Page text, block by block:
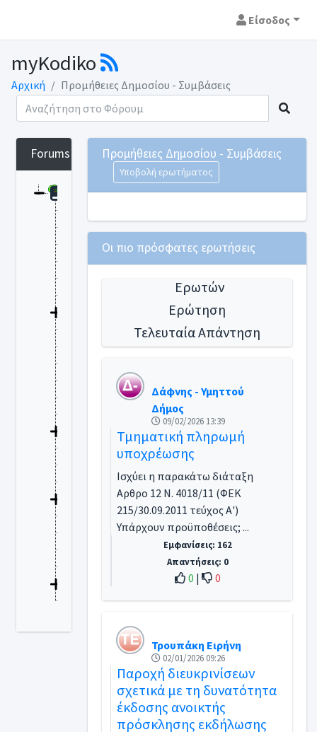
Είσοδος
myKodiko
Αρχική Προμήθειες Δημοσίου - Συμβάσεις
Forums
Θεματικές ενότητες
Αυτοδιοίκηση Δήμοι -Περιφέρειες
Γεωργία - Κτηνοτροφία
Δημόσια Διοίκηση - Υπάλληλοι
Δημόσια - Ιδιωτικά Έργα
Εκκλησία - Θρησκεία
Ενέργεια
Εργασιακά - Ασφαλιστικά - Συνταξιοδοτικά
Μηχανικοί -Αρχιτέκτονες - Αυθαίρετα
Ναυτιλία - Αλιεία - Αιγιαλός
Παιδεία - Εκπαίδευση
Περιβάλλον
Πολιτική Προστασία
Προμήθειες Δημοσίου - Συμβάσεις
Πρόσφυγες -Μετανάστες - Αλλοδαποί
Προσωπικά Δεδομένα
Συγκοινωνίες - Μεταφορές
Τουρισμός - Ξενοδοχεία
Φορολογικά - Φοροτεχνικά
Χωρίς ταξινόμηση - Γενικά
Προμήθειες Δημοσίου - Συμβάσεις
Υποβολή ερωτήματος
Οι πιο πρόσφατες ερωτήσεις
Ερωτών
Ερώτηση
Τελευταία Απάντηση
Δάφνης - Υμηττού
Δήμος
09/02/2026 13:39
Τμηματική πληρωμή
υποχρέωσης
Ισχύει η παρακάτω διάταξη
Αρθρο 12 Ν. 4018/11 (ΦΕΚ
215/30.09.2011 τεύχος Α')
Υπάρχουν προϋποθέσεις; ...
Εμφανίσεις: 162
Απαντήσεις: 0
0 | 0
Τρουπάκη Ειρήνη
02/01/2026 09:26
Παροχή διευκρινίσεων
σχετικά με τη δυνατότητα
έκδοσης ανοικτής
πρόσκλησης εκδήλωσης